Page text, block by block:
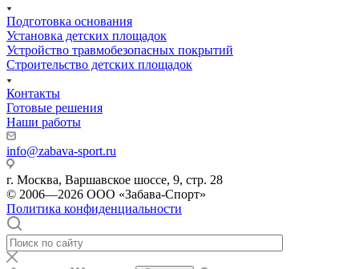
Подготовка основания
Установка детских площадок
Устройство травмобезопасных покрытий
Строительство детских площадок
Контакты
Готовые решения
Наши работы
info@zabava-sport.ru
г. Москва, Варшавское шоссе, 9, стр. 28
© 2006—2026 ООО «Забава-Спорт»
Политика конфиденциальности